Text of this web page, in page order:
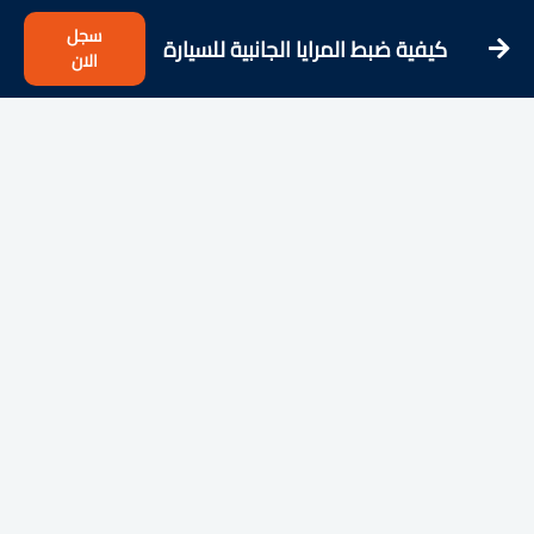
كيفية ضبط المرايا الجانبية للسيارة
للمبتدئين
سجل
الان